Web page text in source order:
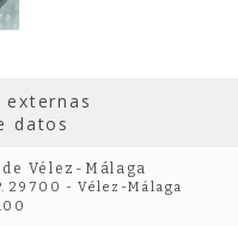
externas
datos
Vélez-Málaga
29700 - Vélez-Málaga